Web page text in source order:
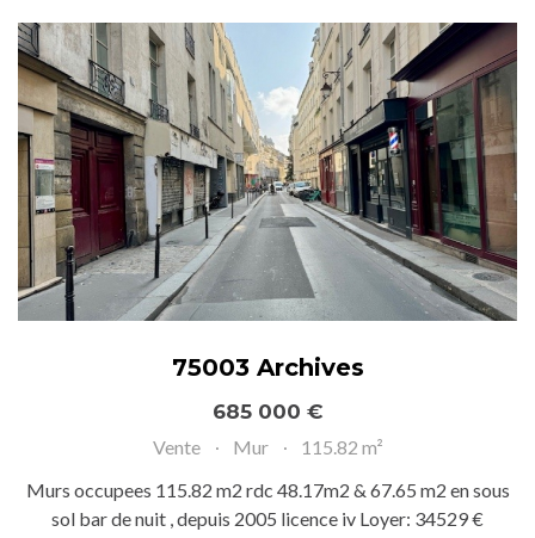
75003 Archives
685 000 €
Vente Mur
115.82 m²
Murs occupees 115.82 m2 rdc 48.17m2 & 67.65 m2 en sous
sol bar de nuit , depuis 2005 licence iv Loyer: 34529 €